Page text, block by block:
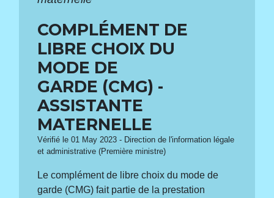
COMPLÉMENT DE
LIBRE CHOIX DU
MODE DE
GARDE (CMG) -
ASSISTANTE
MATERNELLE
Vérifié le 01 May 2023 - Direction de l'information légale
et administrative (Première ministre)
Le complément de libre choix du mode de
garde (CMG) fait partie de la prestation